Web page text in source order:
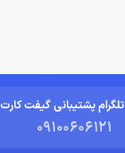
تلگرام پشتیبانی گیفت کارت
09100606121